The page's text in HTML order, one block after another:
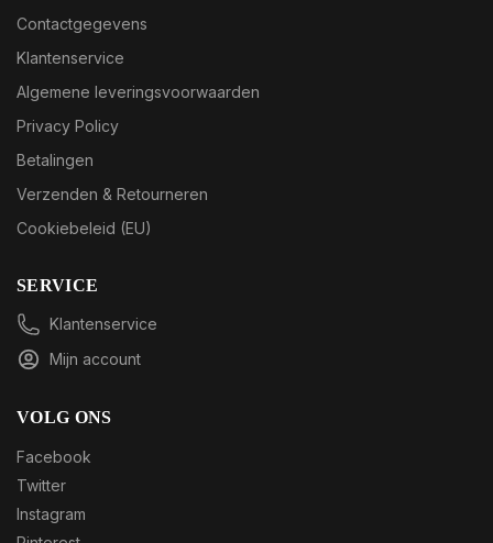
Contactgegevens
Klantenservice
Algemene leveringsvoorwaarden
Privacy Policy
Betalingen
Verzenden & Retourneren
Cookiebeleid (EU)
SERVICE
Klantenservice
Mijn account
VOLG ONS
Facebook
Twitter
Instagram